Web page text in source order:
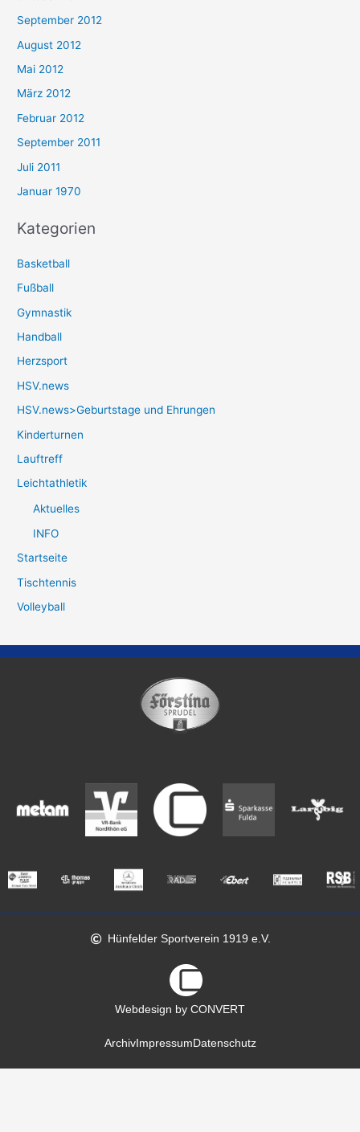
September 2012
August 2012
Mai 2012
März 2012
Februar 2012
September 2011
Juli 2011
Januar 1970
Kategorien
Basketball
Fußball
Gymnastik
Handball
Herzsport
HSV.news
HSV.news>Geburtstage und Ehrungen
Kinderturnen
Lauftreff
Leichtathletik
Aktuelles
INFO
Startseite
Tischtennis
Volleyball
Hünfelder Sportverein 1919 e.V.
Webdesign by CONVERT
ArchivImpressum Datenschutz